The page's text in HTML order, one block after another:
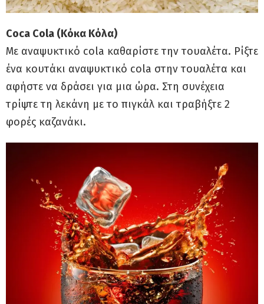
Coca Cola (Κόκα Κόλα)
Με αναψυκτικό cola καθαρίστε την τουαλέτα. Ρίξτε
ένα κουτάκι αναψυκτικό cola στην τουαλέτα και
αφήστε να δράσει για μια ώρα. Στη συνέχεια
τρίψτε τη λεκάνη με το πιγκάλ και τραβήξτε 2
φορές καζανάκι.